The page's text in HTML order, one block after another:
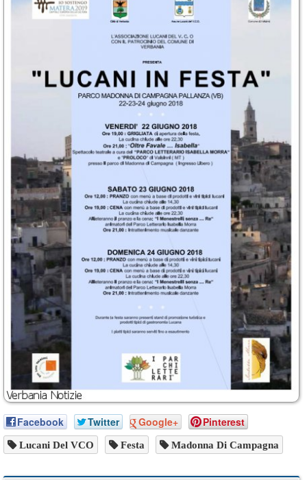
Facebook Twitter Google+ Pinterest
Lucani Del VCO Festa Madonna Di Campagna